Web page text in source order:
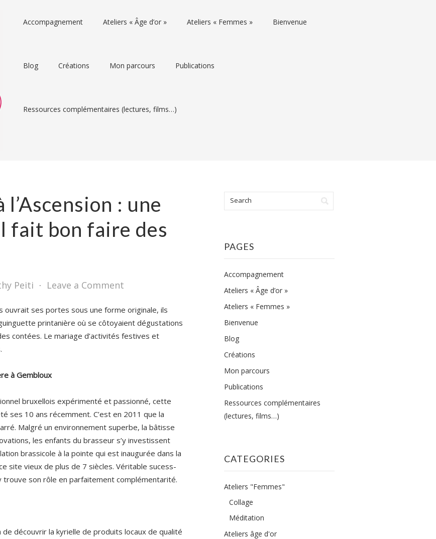
Accompagnement Ateliers « Âge d’or » Ateliers « Femmes » Bienvenue
Blog Créations Mon parcours Publications
Ressources complémentaires (lectures, films…)
: une
fait bon faire des
Peiti ⋅ Leave a Comment
ouvrait ses portes sous une forme originale, ils
printanière où se côtoyaient dégustations
contées. Le mariage d’activités festives et
à Gembloux
bruxellois expérimenté et passionné, cette
ses 10 ans récemment. C’est en 2011 que la
Malgré un environnement superbe, la bâtisse
les enfants du brasseur s’y investissent
brassicole à la pointe qui est inaugurée dans la
site vieux de plus de 7 siècles. Véritable sucess-
son rôle en parfaitement complémentarité.
de découvrir la kyrielle de produits locaux de qualité
PAGES
Accompagnement
Ateliers « Âge d’or »
Ateliers « Femmes »
Bienvenue
Blog
Créations
Mon parcours
Publications
Ressources complémentaires
(lectures, films…)
CATEGORIES
Ateliers "Femmes"
Collage
Méditation
Ateliers âge d'or